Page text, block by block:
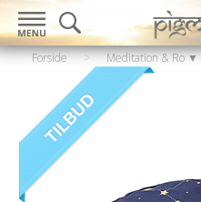
Forside > Meditation & Ro ▼
Meditationspuder